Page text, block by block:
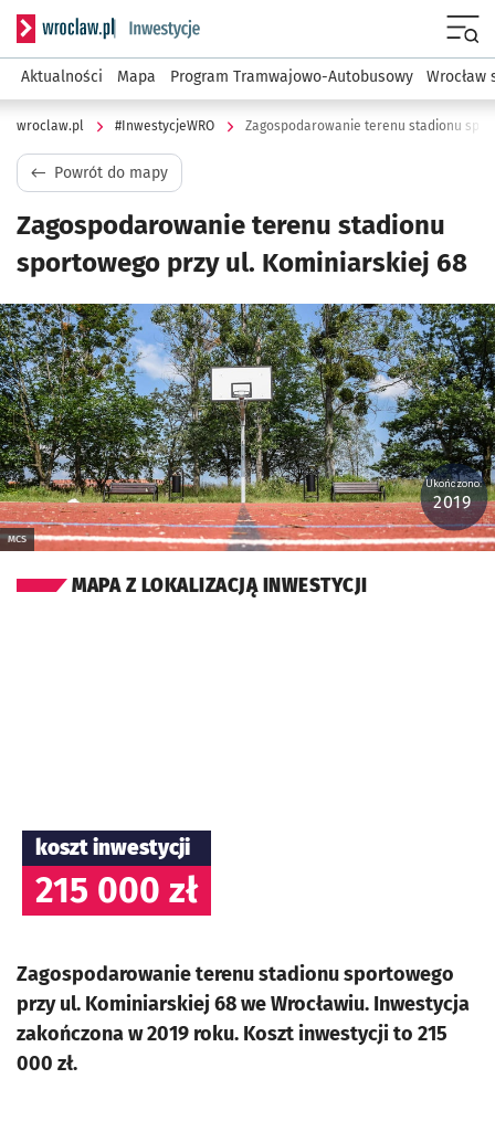
Serwis informacyjny wroclaw.pl podserwis:
Aktualności Mapa Program Tramwajowo-Autobusowy Wrocław
wroclaw.pl #InwestycjeWRO Zagospodarowanie terenu stadionu
Powrót do mapy
Zagospodarowanie terenu stadionu
sportowego przy ul. Kominiarskiej 68
Kliknij, aby powiększyć
MCS
Ukończono:
2019
MAPA Z LOKALIZACJĄ INWESTYCJI
koszt inwestycji
215 000 zł
Zagospodarowanie terenu stadionu sportowego
przy ul. Kominiarskiej 68 we Wrocławiu. Inwestycja
zakończona w 2019 roku. Koszt inwestycji to 215
000 zł.